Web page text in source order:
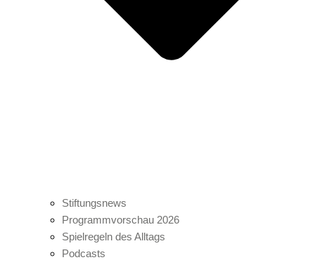
Stiftungsnews
Programmvorschau 2026
Spielregeln des Alltags
Podcasts